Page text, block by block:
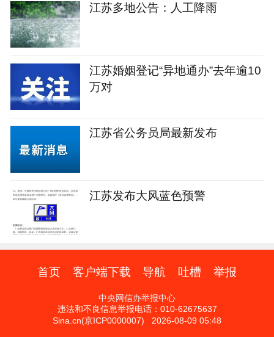
江苏多地公告：人工降雨
江苏婚姻登记“异地通办”去年逾10
万对
江苏省公务员局最新发布
江苏发布大风蓝色预警
首页 客户端下载 导航 吐槽 举报
中央网信办举报中心
违法和不良信息举报电话：010-62675637
Sina.cn(京ICP0000007) 2026-08-09 05:48